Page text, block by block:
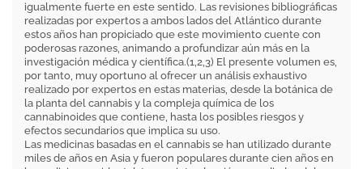
igualmente fuerte en este sentido. Las revisiones bibliográficas
realizadas por expertos a ambos lados del Atlántico durante
estos años han propiciado que este movimiento cuente con
poderosas razones, animando a profundizar aún más en la
investigación médica y científica.(1,2,3) El presente volumen es,
por tanto, muy oportuno al ofrecer un análisis exhaustivo
realizado por expertos en estas materias, desde la botánica de
la planta del cannabis y la compleja química de los
cannabinoides que contiene, hasta los posibles riesgos y
efectos secundarios que implica su uso.
Las medicinas basadas en el cannabis se han utilizado durante
miles de años en Asia y fueron populares durante cien años en